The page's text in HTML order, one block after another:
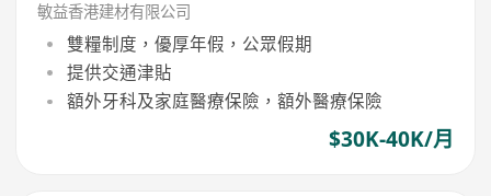
敏益香港建材有限公司
雙糧制度，優厚年假，公眾假期
提供交通津貼
額外牙科及家庭醫療保險，額外醫療保險
$30K-40K/月